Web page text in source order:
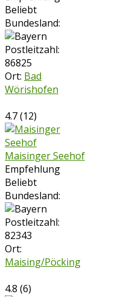
Beliebt
Bundesland:
Postleitzahl:
86825
Ort: Bad
Wörishofen
4.7(12)
Maisinger Seehof
Empfehlung
Beliebt
Bundesland:
Postleitzahl:
82343
Ort:
Maising/Pöcking
4.8 (6)